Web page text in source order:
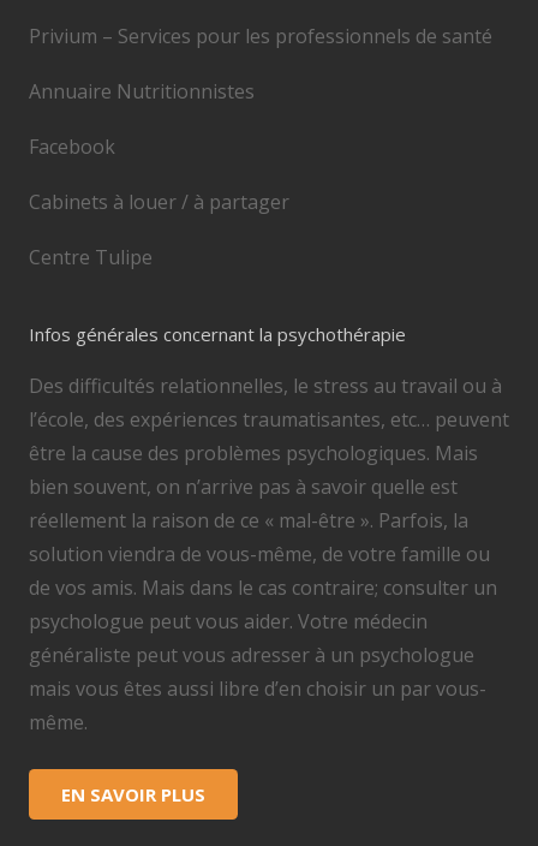
Privium – Services pour les professionnels de santé
Annuaire Nutritionnistes
Facebook
Cabinets à louer / à partager
Centre Tulipe
Infos générales concernant la psychothérapie
Des difficultés relationnelles, le stress au travail ou à
l’école, des expériences traumatisantes, etc… peuvent
être la cause des problèmes psychologiques. Mais
bien souvent, on n’arrive pas à savoir quelle est
réellement la raison de ce « mal-être ». Parfois, la
solution viendra de vous-même, de votre famille ou
de vos amis. Mais dans le cas contraire; consulter un
psychologue peut vous aider. Votre médecin
généraliste peut vous adresser à un psychologue
mais vous êtes aussi libre d’en choisir un par vous-
même.
EN SAVOIR PLUS